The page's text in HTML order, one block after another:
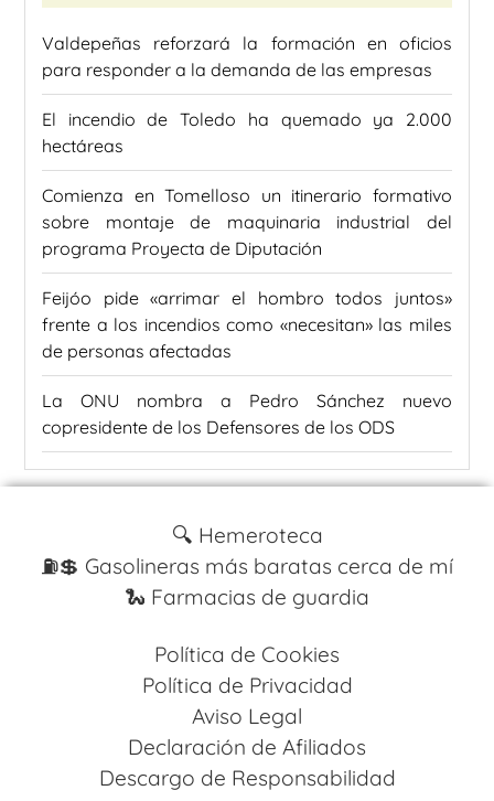
Valdepeñas reforzará la formación en oficios
para responder a la demanda de las empresas
El incendio de Toledo ha quemado ya 2.000
hectáreas
Comienza en Tomelloso un itinerario formativo
sobre montaje de maquinaria industrial del
programa Proyecta de Diputación
Feijóo pide «arrimar el hombro todos juntos»
frente a los incendios como «necesitan» las miles
de personas afectadas
La ONU nombra a Pedro Sánchez nuevo
copresidente de los Defensores de los ODS
🔍 Hemeroteca
⛽️💲 Gasolineras más baratas cerca de mí
🐍 Farmacias de guardia
Política de Cookies
Política de Privacidad
Aviso Legal
Declaración de Afiliados
Descargo de Responsabilidad